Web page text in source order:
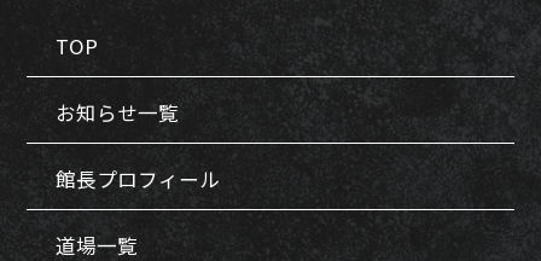
TOP
お知らせ一覧
館長プロフィール
道場一覧